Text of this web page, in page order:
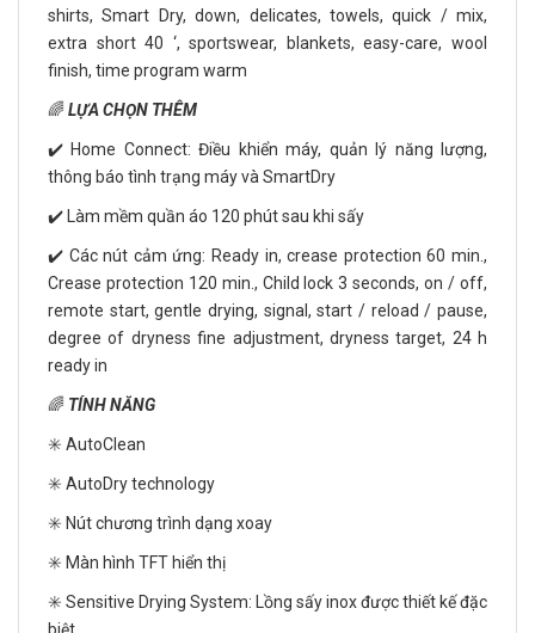
shirts, Smart Dry, down, delicates, towels, quick / mix,
extra short 40 ‘, sportswear, blankets, easy-care, wool
finish, time program warm
🌈 LỰA CHỌN THÊM
✔️ Home Connect: Điều khiển máy, quản lý năng lượng,
thông báo tình trạng máy và SmartDry
✔️ Làm mềm quần áo 120 phút sau khi sấy
✔️ Các nút cảm ứng: Ready in, crease protection 60 min.,
Crease protection 120 min., Child lock 3 seconds, on / off,
remote start, gentle drying, signal, start / reload / pause,
degree of dryness fine adjustment, dryness target, 24 h
ready in
🌈 TÍNH NĂNG
✳️ AutoClean
✳️ AutoDry technology
✳️ Nút chương trình dạng xoay
✳️ Màn hình TFT hiển thị
✳️ Sensitive Drying System: Lồng sấy inox được thiết kế đặc